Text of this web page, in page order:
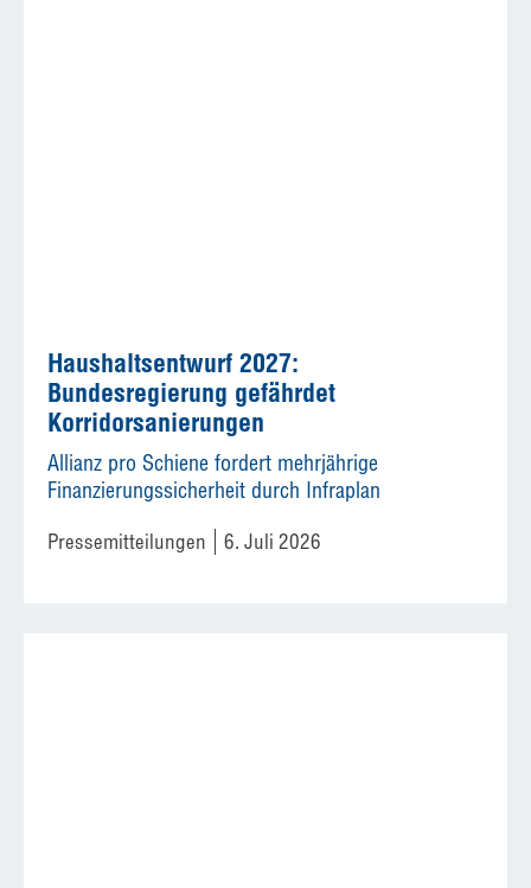
Haushaltsentwurf 2027:
Bundesregierung gefährdet
Korridorsanierungen
Allianz pro Schiene fordert mehrjährige
Finanzierungssicherheit durch Infraplan
Pressemitteilungen 6. Juli 2026